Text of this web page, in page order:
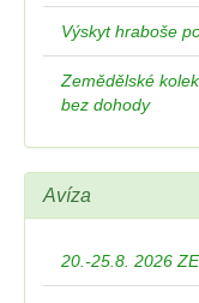
Výskyt hraboše
Zemědělské
bez dohody
Avíza
20.-25.8. 2026